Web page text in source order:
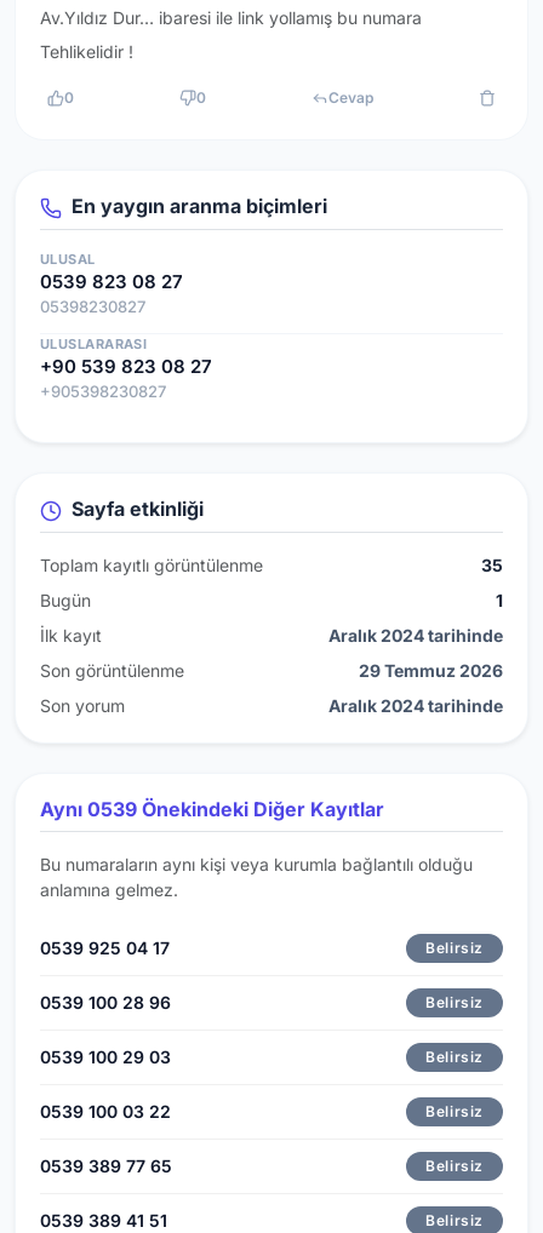
Av.Yıldız Dur… ibaresi ile link yollamış bu numara
Tehlikelidir !
0 0 Cevap
En yaygın aranma biçimleri
ULUSAL
0539 823 08 27
05398230827
ULUSLARARASI
+90 539 823 08 27
+905398230827
Sayfa etkinliği
Toplam kayıtlı görüntülenme
35
Bugün
1
İlk kayıt
Aralık 2024 tarihinde
Son görüntülenme
29 Temmuz 2026
Son yorum
Aralık 2024 tarihinde
Aynı 0539 Önekindeki Diğer Kayıtlar
Bu numaraların aynı kişi veya kurumla bağlantılı olduğu
anlamına gelmez.
0539 925 04 17 Belirsiz
0539 100 28 96 Belirsiz
0539 100 29 03 Belirsiz
0539 100 03 22 Belirsiz
0539 389 77 65 Belirsiz
0539 389 41 51 Belirsiz